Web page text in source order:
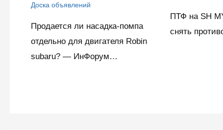
Доска объявлений
Продается ли насадка-помпа
отдельно для двигателя Robin
subaru? — ИнФорум…
ПТФ на SH
снять